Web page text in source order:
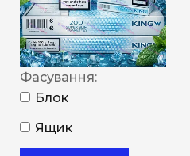
Фасування:
Блок
Ящик